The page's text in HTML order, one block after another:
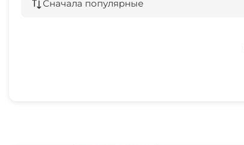
Сначала популярные